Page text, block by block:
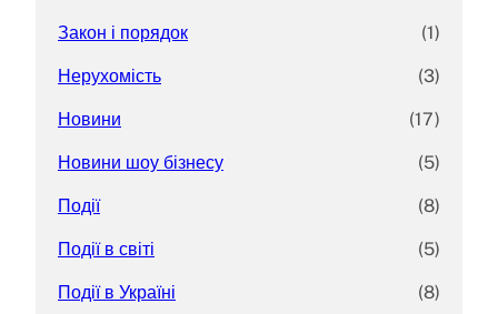
Закон і порядок (1)
Нерухомість (3)
Новини (17)
Новини шоу бізнесу (5)
Події (8)
Події в світі (5)
Події в Україні (8)